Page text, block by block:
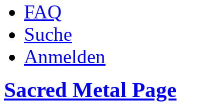
FAQ
Suche
Anmelden
Sacred Metal Page